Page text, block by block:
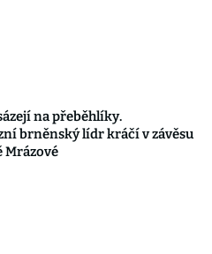
na přeběhlíky.
brněnský lídr kráčí v závěsu